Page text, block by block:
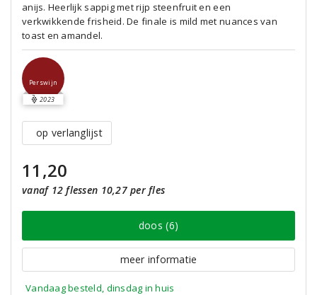
anijs. Heerlijk sappig met rijp steenfruit en een
verkwikkende frisheid. De finale is mild met nuances van
toast en amandel.
Perswijn
2023
op verlanglijst
11,20
vanaf 12 flessen 10,27 per fles
doos (6)
meer informatie
Vandaag besteld, dinsdag in huis